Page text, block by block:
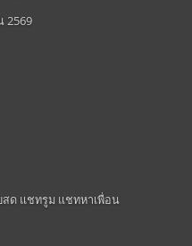
2569
ด แชทรูม แชทหาเพื่อน